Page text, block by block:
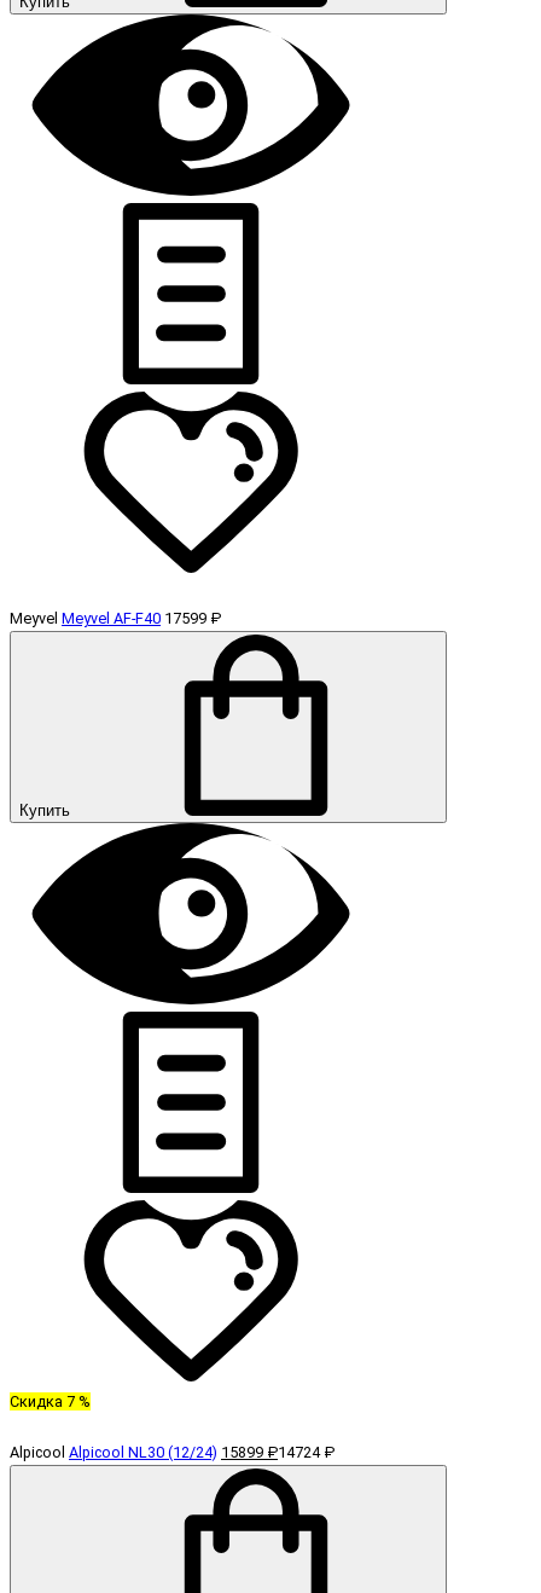
Meyvel Meyvel AF-F40 17599 ₽
Купить
Скидка 7 %
Alpicool Alpicool NL30 (12/24) 15899 ₽14724 ₽